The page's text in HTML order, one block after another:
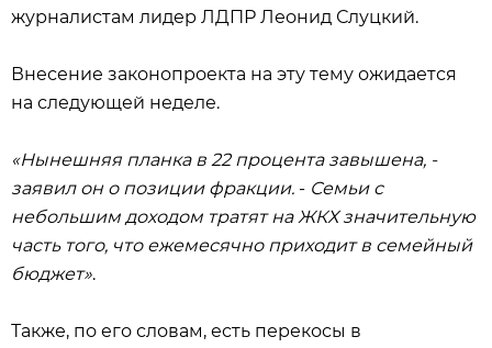
журналистам лидер ЛДПР Леонид Слуцкий.
Внесение законопроекта на эту тему ожидается
на следующей неделе.
«Нынешняя планка в 22 процента завышена, -
заявил он о позиции фракции. - Семьи с
небольшим доходом тратят на ЖКХ значительную
часть того, что ежемесячно приходит в семейный
бюджет».
Также, по его словам, есть перекосы в